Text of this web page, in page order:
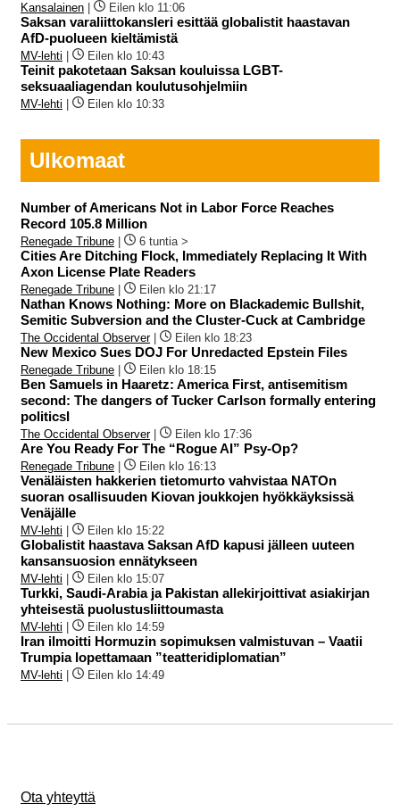
Kansalainen Eilen klo 11:06
Saksan varaliittokansleri esittää globalistit haastavan
AfD-puolueen kieltämistä
MV-lehti Eilen klo 10:43
Teinit pakotetaan Saksan kouluissa LGBT-
seksuaaliagendan koulutusohjelmiin
MV-lehti Eilen klo 10:33
Ulkomaat
Number of Americans Not in Labor Force Reaches
Record 105.8 Million
Renegade Tribune 6 tuntia >
Cities Are Ditching Flock, Immediately Replacing It With
Axon License Plate Readers
Renegade Tribune Eilen klo 21:17
Nathan Knows Nothing: More on Blackademic Bullshit,
Semitic Subversion and the Cluster-Cuck at Cambridge
The Occidental Observer| Eilen klo 18:23
New Mexico Sues DOJ For Unredacted Epstein Files
Renegade Tribune Eilen klo 18:15
Ben Samuels in Haaretz: America First, antisemitism
second: The dangers of Tucker Carlson formally entering
politicsI
The Occidental Observer| Eilen klo 17:36
Are You Ready For The “Rogue AI” Psy-Op?
Renegade Tribune Eilen klo 16:13
Venäläisten hakkerien tietomurto vahvistaa NATOn
suoran osallisuuden Kiovan joukkojen hyökkäyksissä
Venäjälle
MV-lehti Eilen klo 15:22
Globalistit haastava Saksan AfD kapusi jälleen uuteen
kansansuosion ennätykseen
MV-lehti Eilen klo 15:07
Turkki, Saudi-Arabia ja Pakistan allekirjoittivat asiakirjan
yhteisestä puolustusliittoumasta
MV-lehti Eilen klo 14:59
Iran ilmoitti Hormuzin sopimuksen valmistuvan – Vaatii
Trumpia lopettamaan ”teatteridiplomatian”
MV-lehti Eilen klo 14:49
Ota yhteyttä